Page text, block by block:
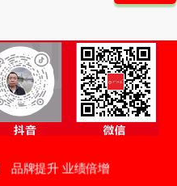
选择数据
品牌提升 业绩倍增